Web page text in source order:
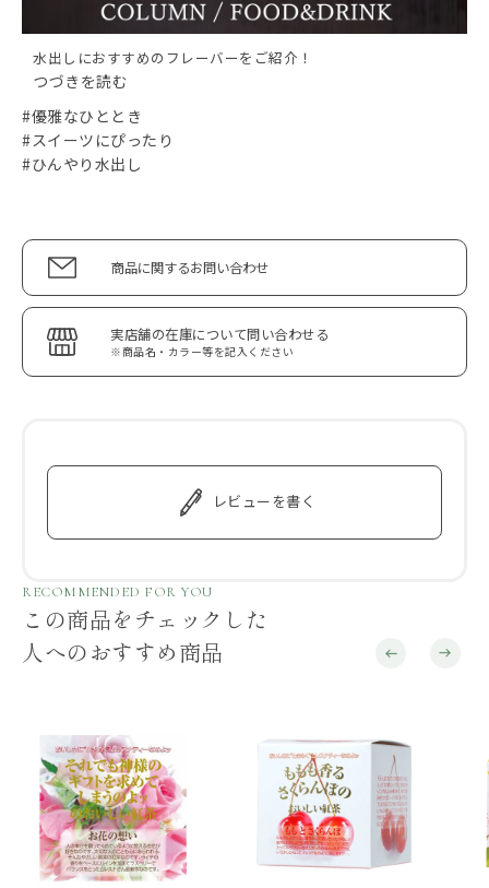
水出しにおすすめのフレーバーをご紹介！
つづきを読む
#優雅なひととき
#スイーツにぴったり
#ひんやり水出し
商品に関するお問い合わせ
実店舗の在庫について問い合わせる
※商品名・カラー等を記入ください
レビューを書く
RECOMMENDED FOR YOU
この商品をチェックした
人へのおすすめ商品